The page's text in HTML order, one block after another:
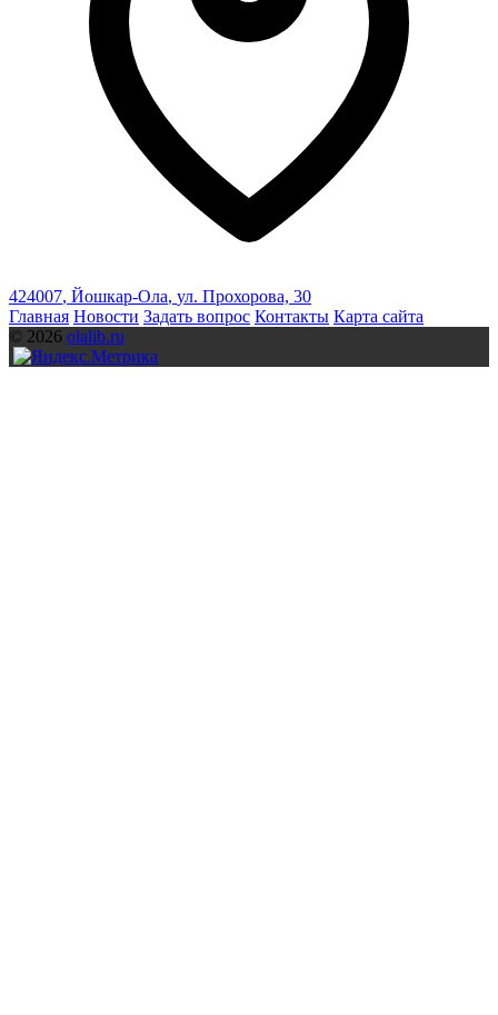
424007, Йошкар-Ола, ул. Прохорова, 30
Главная Новости Задать вопрос Контакты Карта сайта
© 2026 olalib.ru